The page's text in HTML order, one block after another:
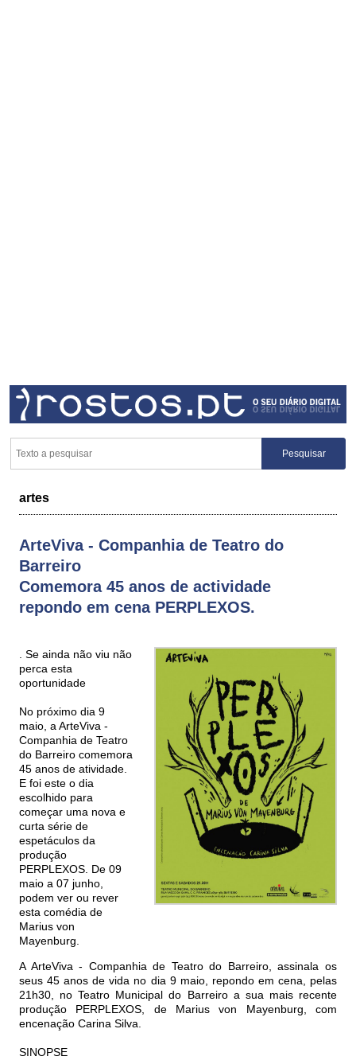
artes
ArteViva - Companhia de Teatro do
Barreiro
Comemora 45 anos de actividade
repondo em cena PERPLEXOS.
. Se ainda não viu não
perca esta
oportunidade
No próximo dia 9
maio, a ArteViva -
Companhia de Teatro
do Barreiro comemora
45 anos de atividade.
E foi este o dia
escolhido para
começar uma nova e
curta série de
espetáculos da
produção
PERPLEXOS. De 09
maio a 07 junho,
podem ver ou rever
esta comédia de
Marius von
Mayenburg.
A ArteViva - Companhia de Teatro do Barreiro, assinala os
seus 45 anos de vida no dia 9 maio, repondo em cena, pelas
21h30, no Teatro Municipal do Barreiro a sua mais recente
produção PERPLEXOS, de Marius von Mayenburg, com
encenação Carina Silva.
SINOPSE